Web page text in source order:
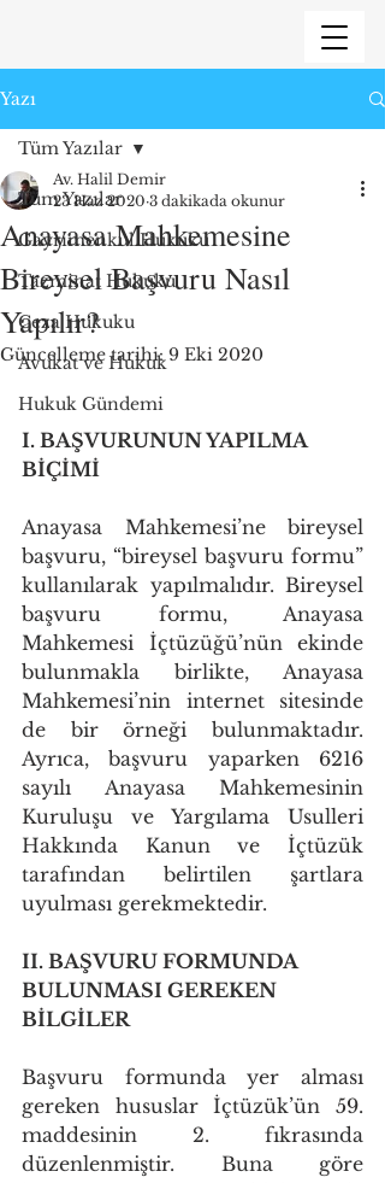
Yazı
Tüm Yazılar
Gayrimenkul Hukuku
Tazminat Hukuku
Ceza Hukuku
Avukat ve Hukuk
Hukuk Gündemi
Tüm Yazılar
Anayasa Mahkemesine
Bireysel Başvuru Nasıl
Yapılır?
Av. Halil Demir
23 Haz 2020 3 dakikada okunur
Güncelleme tarihi:9 Eki 2020
I. BAŞVURUNUN YAPILMA
BİÇİMİ
Anayasa Mahkemesi’ne bireysel
başvuru, “bireysel başvuru formu”
kullanılarak yapılmalıdır. Bireysel
başvuru formu, Anayasa
Mahkemesi İçtüzüğü’nün ekinde
bulunmakla birlikte, Anayasa
Mahkemesi’nin internet sitesinde
de bir örneği bulunmaktadır.
Ayrıca, başvuru yaparken 6216
sayılı Anayasa Mahkemesinin
Kuruluşu ve Yargılama Usulleri
Hakkında Kanun ve İçtüzük
tarafından belirtilen şartlara
uyulması gerekmektedir.
II. BAŞVURU FORMUNDA
BULUNMASI GEREKEN
BİLGİLER
Başvuru formunda yer alması
gereken hususlar İçtüzük’ün 59.
maddesinin 2. fıkrasında
düzenlenmiştir. Buna göre